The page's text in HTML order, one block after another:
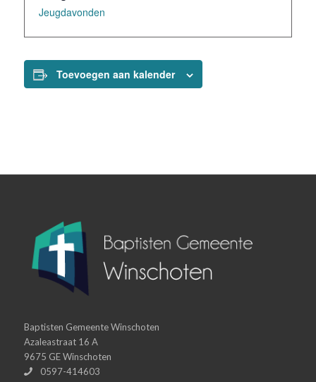
Jeugdavonden
Toevoegen aan kalender
Baptisten Gemeente Winschoten
Azaleastraat 16 A
9675 GE Winschoten
0597-414603